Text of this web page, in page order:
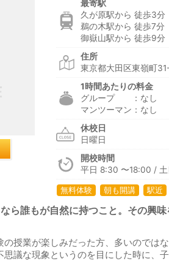
最寄駅
久が原駅から 徒歩3分
鵜の木駅から 徒歩7分
御嶽山駅から 徒歩9分
住所
東京都大田区東嶺町
1時間あたりの料金
グループ ：なし
マンツーマン：なし
休校日
日曜日
開校時間
平日 8:30 〜18:00 /
無料体験 朝も開講 駅近
ら誰もが自然に持つこと。その興
授業が楽しみだった方、多いのでは
議な現象というのを目にした時に、